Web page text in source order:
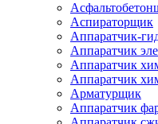
Аспираторщик
Аппаратчик-
Аппаратчик
Аппаратчик
Аппаратчик
Арматурщик
Аппаратчик